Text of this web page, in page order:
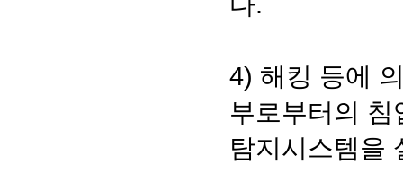
4) 해킹 등에
부로부터의
탐지시스템을